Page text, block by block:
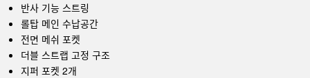
반사 기능 스트링
롤탑 메인 수납공간
전면 메쉬 포켓
더블 스트랩 고정 구조
지퍼 포켓 2개